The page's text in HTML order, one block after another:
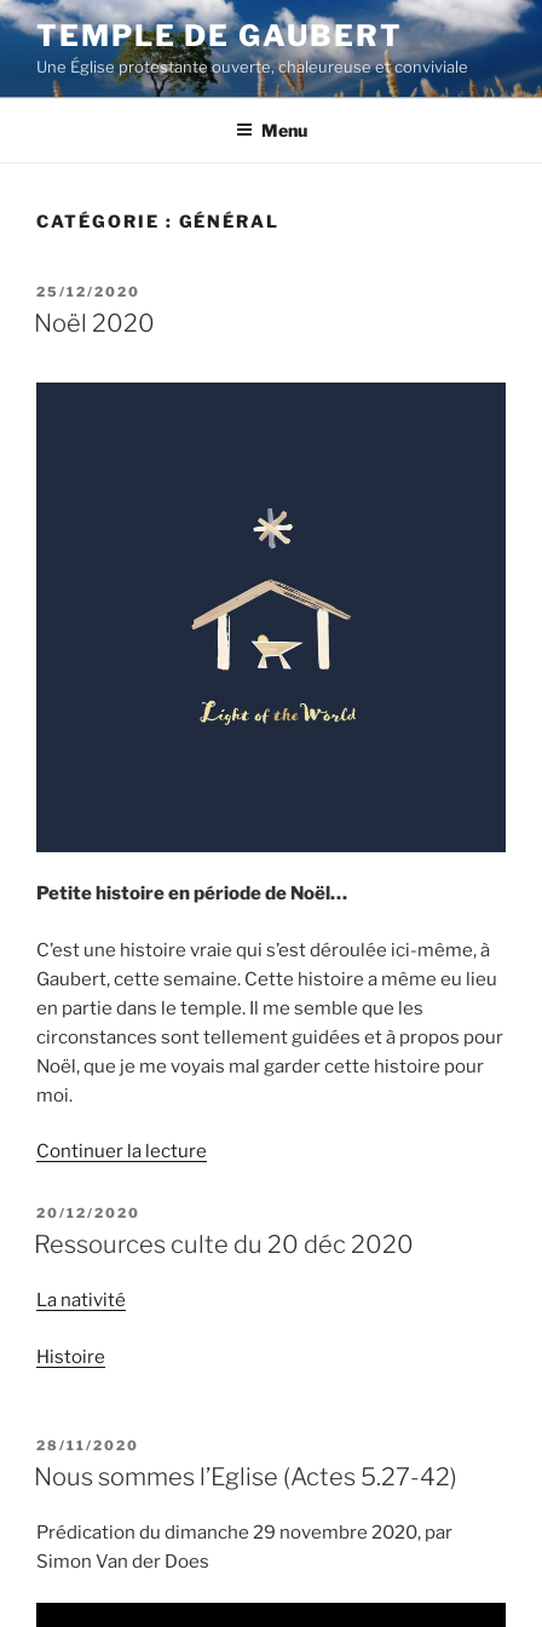
Aller
contenu
principal
TEMPLE DE GAUBERT
Une Église protestante ouverte, chaleureuse et conviviale
Menu
CATÉGORIE : GÉNÉRAL
PUBLIÉ
LE
25/12/2020
Noël 2020
Petite histoire en période de Noël…
C’est une histoire vraie qui s’est déroulée ici-même, à
Gaubert, cette semaine. Cette histoire a même eu lieu
en partie dans le temple. Il me semble que les
circonstances sont tellement guidées et à propos pour
Noël, que je me voyais mal garder cette histoire pour
moi.
Continuer la lecture
PUBLIÉ
LE
20/12/2020
Ressources culte du 20 déc 2020
La nativité
Histoire
PUBLIÉ
LE
28/11/2020
Nous sommes l’Eglise (Actes 5.27-42)
Prédication du dimanche 29 novembre 2020, par
Simon Van der Does